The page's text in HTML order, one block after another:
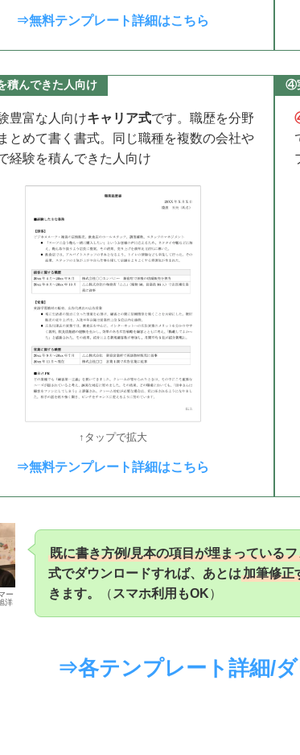
⇒無料テンプレート詳細はこちら
積んできた人向け
豊富な人向けキャリア式です。職歴を分野
とめて書く書式。同じ職種を複数の会社や
経験を積んできた人向け
↑タップで拡大
⇒無料テンプレート詳細はこちら
④
ー
洋
既に書き方例/見本の項目が埋まっている
式でダウンロードすれば、あとは加筆修正
きます。
（ スマホ利用もOK）
⇒各テンプレート詳細/